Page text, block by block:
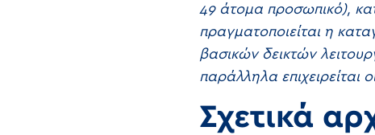
49 άτομα προσωπικό),
πραγματοποιείται η
βασικών δεικτών
παράλληλα επιχειρείται
Σχετικά